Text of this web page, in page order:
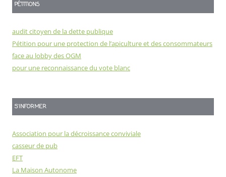
PÉTITIONS
audit citoyen de la dette publique
Pétition pour une protection de l’apiculture et des consommateurs
face au lobby des OGM
pour une reconnaissance du vote blanc
S'INFORMER
Association pour la décroissance conviviale
casseur de pub
EFT
La Maison Autonome